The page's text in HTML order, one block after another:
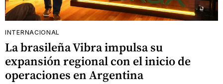
INTERNACIONAL
La brasileña Vibra impulsa su
expansión regional con el inicio de
operaciones en Argentina